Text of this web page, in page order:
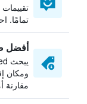
تمامًا.
أفضل
ومكان
مقارنة